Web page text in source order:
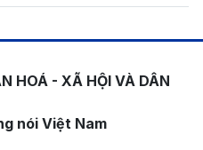
HOÁ - XÃ HỘI VÀ DÂN
nói Việt Nam